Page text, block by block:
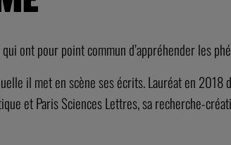
ont pour point commun d’appréhender les
il met en scène ses écrits. Lauréat en 2018
et Paris Sciences Lettres, sa recherche-